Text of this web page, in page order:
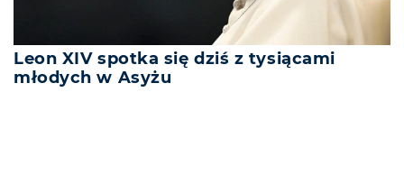
Leon XIV spotka się dziś z tysiącami
młodych w Asyżu